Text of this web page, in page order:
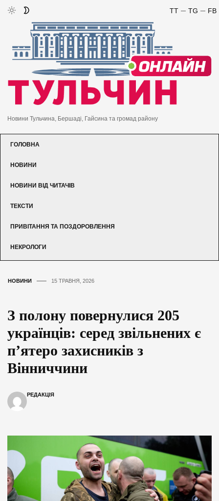
FB
TG
TT
Новини Тульчина, Бершаді, Гайсина та громад району
ГОЛОВНА
НОВИНИ
НОВИНИ ВІД ЧИТАЧІВ
ТЕКСТИ
ПРИВІТАННЯ ТА ПОЗДОРОВЛЕННЯ
НЕКРОЛОГИ
НОВИНИ 15 ТРАВНЯ, 2026
З полону повернулися 205
українців: серед звільнених є
п’ятеро захисників з
Вінниччини
РЕДАКЦІЯ